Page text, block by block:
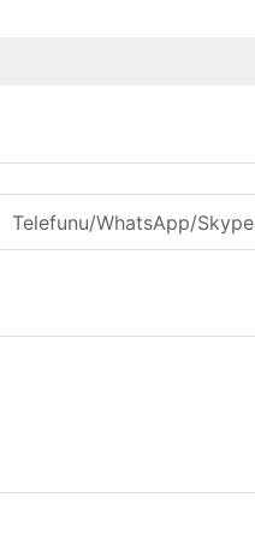
Telefunu/WhatsApp/Skype